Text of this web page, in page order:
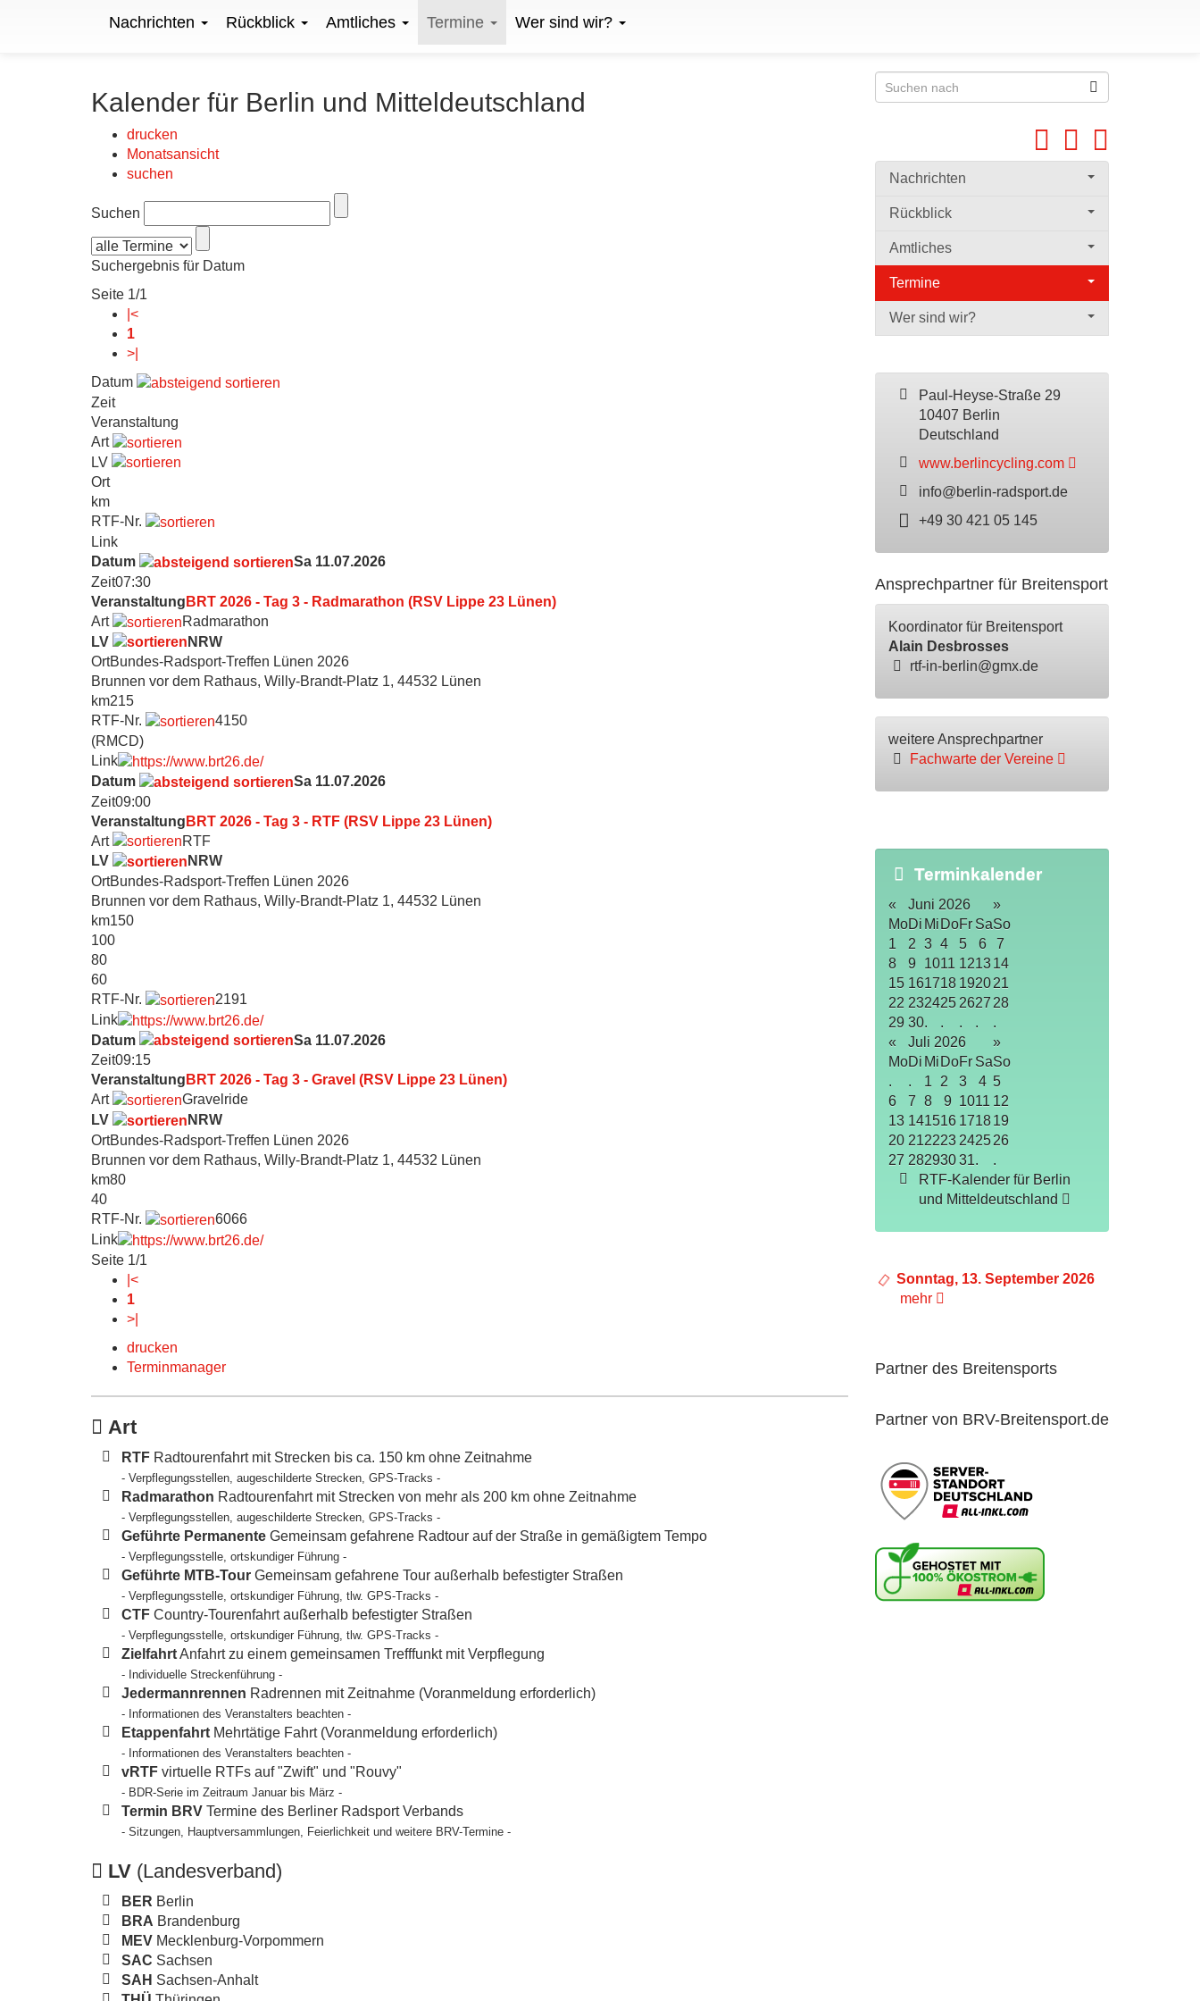
Nachrichten Rückblick Amtliches Termine Wer sind wir?
Kalender für Berlin und Mitteldeutschland
drucken
Monatsansicht
suchen
Suchen
Suchergebnis für Datum
Seite 1/1
|<
1
>|
Datum
Zeit
Veranstaltung
Art
LV
Ort
km
RTF-Nr.
Link
Datum
Sa 11.07.2026
Zeit07:30
Veranstaltung BRT 2026 - Tag 3 - Radmarathon (RSV Lippe 23 Lünen)
Art
Radmarathon
LV
NRW
OrtBundes-Radsport-Treffen Lünen 2026
Brunnen vor dem Rathaus, Willy-Brandt-Platz 1, 44532 Lünen
km215
RTF-Nr.
4150
(RMCD)
Link
Datum
Sa 11.07.2026
Zeit09:00
Veranstaltung BRT 2026 - Tag 3 - RTF (RSV Lippe 23 Lünen)
Art
RTF
LV
NRW
OrtBundes-Radsport-Treffen Lünen 2026
Brunnen vor dem Rathaus, Willy-Brandt-Platz 1, 44532 Lünen
km150
100
80
60
RTF-Nr.
2191
Link
Datum
Sa 11.07.2026
Zeit09:15
Veranstaltung BRT 2026 - Tag 3 - Gravel (RSV Lippe 23 Lünen)
Art
Gravelride
LV
NRW
OrtBundes-Radsport-Treffen Lünen 2026
Brunnen vor dem Rathaus, Willy-Brandt-Platz 1, 44532 Lünen
km80
40
RTF-Nr.
6066
Link
Seite 1/1
|<
1
>|
drucken
Terminmanager
Art
RTF Radtourenfahrt mit Strecken bis ca. 150 km ohne Zeitnahme
- Verpflegungsstellen, augeschilderte Strecken, GPS-Tracks -
Radmarathon Radtourenfahrt mit Strecken von mehr als 200 km ohne Zeitnahme
- Verpflegungsstellen, augeschilderte Strecken, GPS-Tracks -
Geführte Permanente Gemeinsam gefahrene Radtour auf der Straße in gemäßigtem Tempo
- Verpflegungsstelle, ortskundiger Führung -
Geführte MTB-Tour Gemeinsam gefahrene Tour außerhalb befestigter Straßen
- Verpflegungsstelle, ortskundiger Führung, tlw. GPS-Tracks -
CTF Country-Tourenfahrt außerhalb befestigter Straßen
- Verpflegungsstelle, ortskundiger Führung, tlw. GPS-Tracks -
ZielfahrtAnfahrt zu einem gemeinsamen Trefffunkt mit Verpflegung
- Individuelle Streckenführung -
Jedermannrennen Radrennen mit Zeitnahme (Voranmeldung erforderlich)
- Informationen des Veranstalters beachten -
Etappenfahrt Mehrtätige Fahrt (Voranmeldung erforderlich)
- Informationen des Veranstalters beachten -
vRTF virtuelle RTFs auf "Zwift" und "Rouvy"
- BDR-Serie im Zeitraum Januar bis März -
Termin BRV Termine des Berliner Radsport Verbands
- Sitzungen, Hauptversammlungen, Feierlichkeit und weitere BRV-Termine -
LV (Landesverband)
BER Berlin
BRA Brandenburg
MEV Mecklenburg-Vorpommern
SAC Sachsen
SAH Sachsen-Anhalt
Nachrichten
Rückblick
Amtliches
Termine
Wer sind wir?
Paul-Heyse-Straße 29
10407 Berlin
Deutschland
www.berlincycling.com
info@berlin-radsport.de
+49 30 421 05 145
Ansprechpartner für Breitensport
Koordinator für Breitensport
Alain Desbrosses
rtf-in-berlin@gmx.de
weitere Ansprechpartner
Fachwarte der Vereine
Terminkalender
« Juni 2026
»
MoDi Mi DoFr SaSo
1
2 3 4 5 6
7
8
9 1011 1213 14
15 161718 1920 21
22 232425 2627 28
29 30. . . .
.
«
Juli 2026
»
MoDi Mi DoFr SaSo
.
. 1 2 3 4 5
6
7 8 9 1011 12
13 141516 1718 19
20 212223 2425 26
27 282930 31.
.
RTF-Kalender für Berlin
und Mitteldeutschland
Sonntag, 13. September 2026
mehr
Partner des Breitensports
Partner von BRV-Breitensport.de